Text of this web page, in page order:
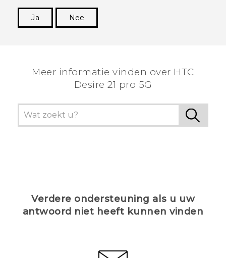
Ja
Nee
Meer informatie vinden over HTC
Desire 21 pro 5G
Verdere ondersteuning als u uw
antwoord niet heeft kunnen vinden